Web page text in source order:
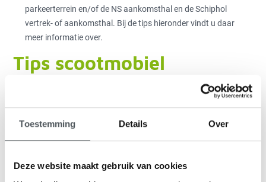
Toestemming Details Over
Deze website maakt gebruik van cookies
parkeerterrein en/of de NS aankomsthal en de Schiphol
vertrek- of aankomsthal. Bij de tips hieronder vindt u daar
meer informatie over.
Tips scootmobiel
Boekt u een vliegreis? Meld dan meteen dat u een scootmobiel
wilt meenemen. Dat kan ook bij online boekingen. Vaak moet u
scootmobiel mag (ingeklapt) niet hoger zijn dan 86 centimeter